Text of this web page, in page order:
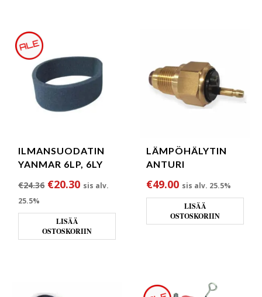
ILMANSUODATIN
YANMAR 6LP, 6LY
€24.36 Alkuperäinen hinta oli: €24.36.
€20.30Nykyinen hinta on: €20.30.
sis alv.
25.5%
LISÄÄ
OSTOSKORIIN
LÄMPÖHÄLYTIN
ANTURI
€49.00 sis alv. 25.5%
LISÄÄ
OSTOSKORIIN